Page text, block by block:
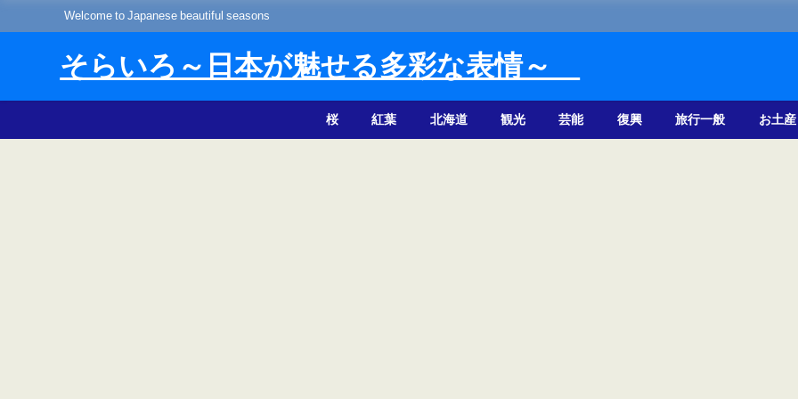
Welcome to Japanese beautiful seasons
そらいろ～日本が魅せる多彩な表情～
桜 紅葉 北海道 観光 芸能 復興 旅行一般 お土